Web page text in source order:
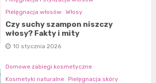
Pielęgnacja włosów
Włosy
Czy suchy szampon niszczy
włosy? Fakty i mity
10 stycznia 2026
Domowe zabiegi kosmetyczne
Kosmetyki naturalne Pielęgnacja skóry